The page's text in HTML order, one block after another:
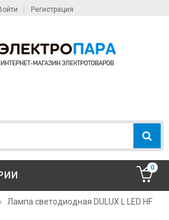
Регистрация
0
Лампа светодиодная DULUX L LED HF